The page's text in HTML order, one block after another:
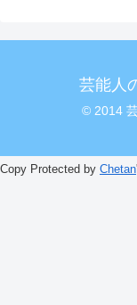
芸能人
© 2014
Copy Protected by Chetan